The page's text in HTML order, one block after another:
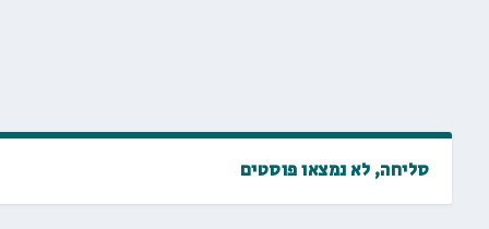
סליחה, לא נמצאו פוסטים